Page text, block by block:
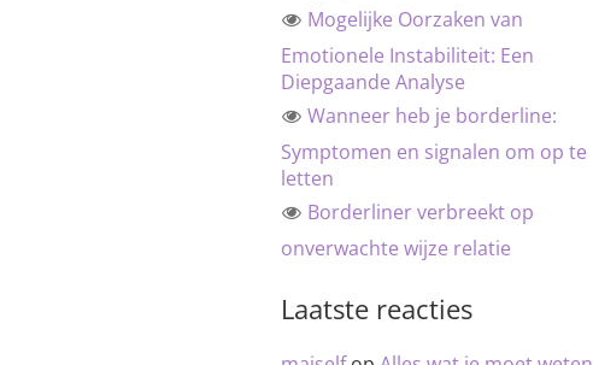
Mogelijke Oorzaken van
Emotionele Instabiliteit: Een
Diepgaande Analyse
Wanneer heb je borderline:
Symptomen en signalen om op te
letten
Borderliner verbreekt op
onverwachte wijze relatie
Laatste reacties